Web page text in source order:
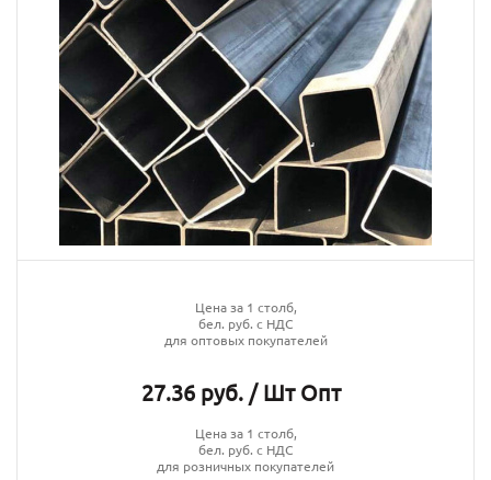
Цена за 1 столб,
бел. руб. с НДС
для оптовых покупателей
27.36 руб. / Шт Опт
Цена за 1 столб,
бел. руб. с НДС
для розничных покупателей